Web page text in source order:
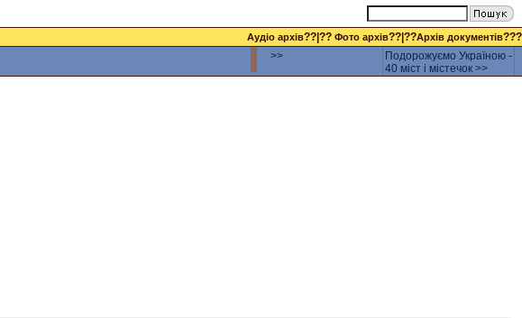
Аудіо архів??|?? Фото архів??|??Архів документів???
>>
Подорожуємо Україною -
40 міст і містечок >>